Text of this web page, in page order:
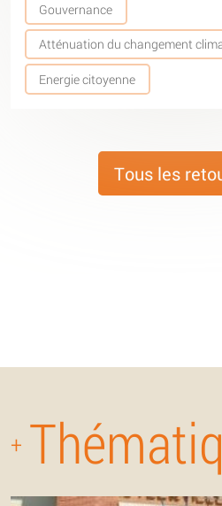
Gouvernance
Atténuation du changement
Energie citoyenne
Tous les
+